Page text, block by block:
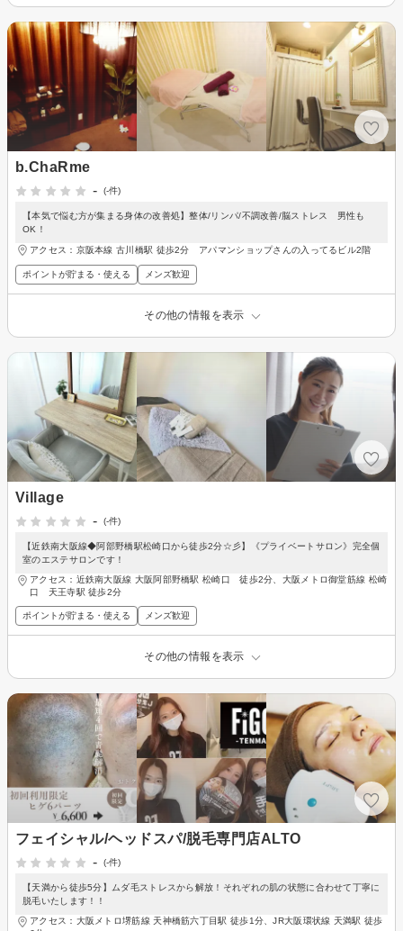
b.ChaRme
-
(-件)
【本気で悩む方が集まる身体の改善処】整体/リンパ/不調改善/脳ストレス 男性も
OK！
アクセス：京阪本線 古川橋駅 徒歩2分 アパマンショップさんの入ってるビル2階
ポイントが貯まる・使える メンズ歓迎
その他の情報を表示
Village
-
(-件)
【近鉄南大阪線◆阿部野橋駅松崎口から徒歩2分☆彡】《プライベートサロン》完全個
室のエステサロンです！
アクセス：近鉄南大阪線 大阪阿部野橋駅 松崎口 徒歩2分、大阪メトロ御堂筋線 松崎
口 天王寺駅 徒歩2分
ポイントが貯まる・使える メンズ歓迎
その他の情報を表示
フェイシャル/ヘッドスパ/脱毛専門店ALTO
-
(-件)
【天満から徒歩5分】ムダ毛ストレスから解放！それぞれの肌の状態に合わせて丁寧に
脱毛いたします！！
アクセス：大阪メトロ堺筋線 天神橋筋六丁目駅 徒歩1分、JR大阪環状線 天満駅 徒歩